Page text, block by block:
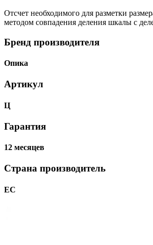
Отсчет необходимого для разметки
методом совпадения деления шкалы с
Бренд производителя
Опика
Артикул
Ц
Гарантия
12 месяцев
Страна производитель
ЕС